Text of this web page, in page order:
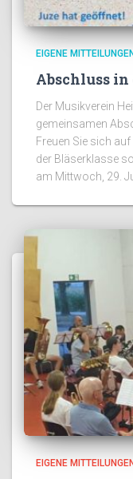
EIGENE MITTEILUNGEN
Abschluss in
Der Musikverein
gemeinsamen
Freuen Sie sich
der Bläserklasse
am Mittwoch, 29.
EIGENE MITTEILUNGEN